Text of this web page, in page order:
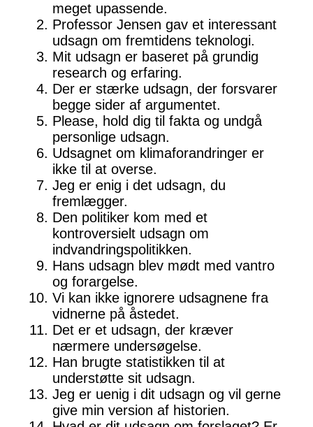
meget upassende.
Professor Jensen gav et interessant
udsagn om fremtidens teknologi.
Mit udsagn er baseret på grundig
research og erfaring.
Der er stærke udsagn, der forsvarer
begge sider af argumentet.
Please, hold dig til fakta og undgå
personlige udsagn.
Udsagnet om klimaforandringer er
ikke til at overse.
Jeg er enig i det udsagn, du
fremlægger.
Den politiker kom med et
kontroversielt udsagn om
indvandringspolitikken.
Hans udsagn blev mødt med vantro
og forargelse.
Vi kan ikke ignorere udsagnene fra
vidnerne på åstedet.
Det er et udsagn, der kræver
nærmere undersøgelse.
Han brugte statistikken til at
understøtte sit udsagn.
Jeg er uenig i dit udsagn og vil gerne
give min version af historien.